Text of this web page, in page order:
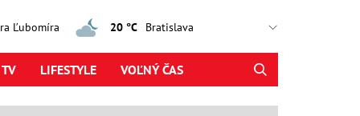
Ľubomíra 20 °C
LIFESTYLE VOĽNÝ ČAS